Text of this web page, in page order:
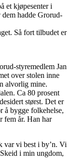
et kjøpesenter i
hadde Grorud-
Så fort tilbudet er
styremedlem Jan
over stolen inne
alvorlig mine.
Ca 80 prosent
størst. Det er
å bygge folkehelse,
fem år. Han har
var vi best i by’n. Vi
i min ungdom,